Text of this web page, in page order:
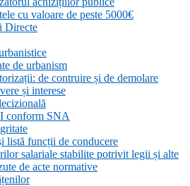
cu valoare de peste 5000€
Directe
de urbanism
de contruire și de demolare
și interese
conform SNA
listă funcții de conducere
salariale stabilite potrivit legii și alte
de acte normative